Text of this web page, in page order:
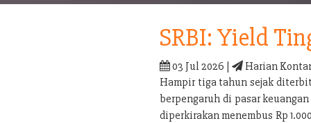
SRBI: Yield
03 Jul 2026 |
Harian
Hampir tiga tahun sejak
berpengaruh di pasar
diperkirakan menembus Rp